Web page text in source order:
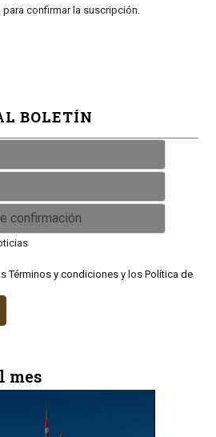
confirmar la suscripción.
BOLETÍN
Términos y condicionesy los Política de
mes